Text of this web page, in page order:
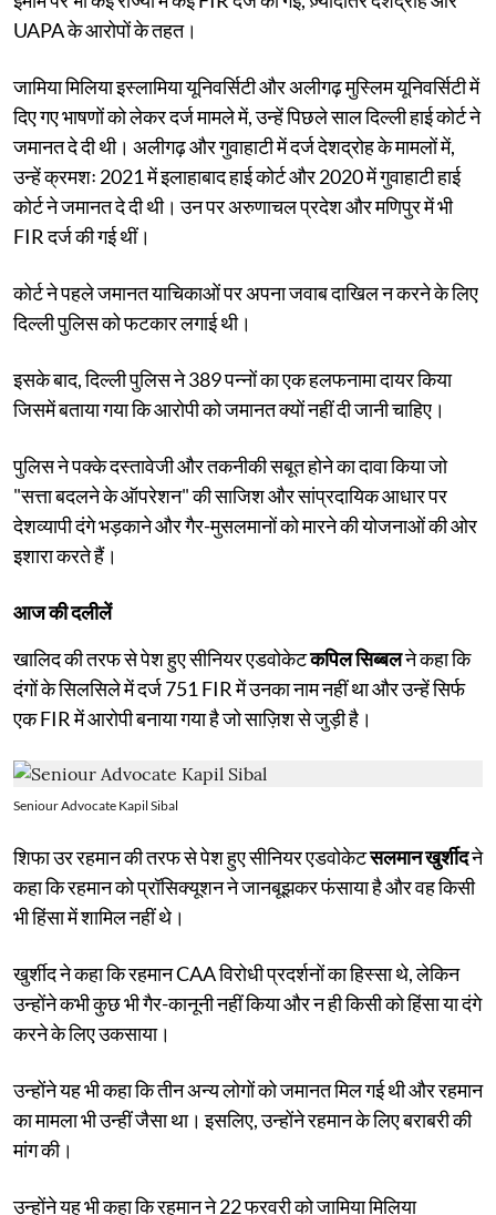
UAPA के आरोपों के तहत।
जामिया मिलिया इस्लामिया यूनिवर्सिटी और अलीगढ़ मुस्लिम यूनिवर्सिटी में
दिए गए भाषणों को लेकर दर्ज मामले में, उन्हें पिछले साल दिल्ली हाई कोर्ट ने
जमानत दे दी थी। अलीगढ़ और गुवाहाटी में दर्ज देशद्रोह के मामलों में,
उन्हें क्रमशः 2021 में इलाहाबाद हाई कोर्ट और 2020 में गुवाहाटी हाई
कोर्ट ने जमानत दे दी थी। उन पर अरुणाचल प्रदेश और मणिपुर में भी
FIR दर्ज की गई थीं।
कोर्ट ने पहले जमानत याचिकाओं पर अपना जवाब दाखिल न करने के लिए
दिल्ली पुलिस को फटकार लगाई थी।
इसके बाद, दिल्ली पुलिस ने 389 पन्नों का एक हलफनामा दायर किया
जिसमें बताया गया कि आरोपी को जमानत क्यों नहीं दी जानी चाहिए।
पुलिस ने पक्के दस्तावेजी और तकनीकी सबूत होने का दावा किया जो
"सत्ता बदलने के ऑपरेशन" की साजिश और सांप्रदायिक आधार पर
देशव्यापी दंगे भड़काने और गैर-मुसलमानों को मारने की योजनाओं की ओर
इशारा करते हैं।
आज की दलीलें
खालिद की तरफ से पेश हुए सीनियर एडवोकेटकपिल सिब्बलने कहा कि
दंगों के सिलसिले में दर्ज 751 FIR में उनका नाम नहीं था और उन्हें सिर्फ
एक FIR में आरोपी बनाया गया है जो साज़िश से जुड़ी है।
Seniour Advocate Kapil Sibal
शिफा उर रहमान की तरफ से पेश हुए सीनियर एडवोकेटसलमान खुर्शीदने
कहा कि रहमान को प्रॉसिक्यूशन ने जानबूझकर फंसाया है और वह किसी
भी हिंसा में शामिल नहीं थे।
खुर्शीद ने कहा कि रहमान CAA विरोधी प्रदर्शनों का हिस्सा थे, लेकिन
उन्होंने कभी कुछ भी गैर-कानूनी नहीं किया और न ही किसी को हिंसा या दंगे
करने के लिए उकसाया।
उन्होंने यह भी कहा कि तीन अन्य लोगों को जमानत मिल गई थी और रहमान
का मामला भी उन्हीं जैसा था। इसलिए, उन्होंने रहमान के लिए बराबरी की
मांग की।
उन्होंने यह भी कहा कि रहमान ने 22 फरवरी को जामिया मिलिया